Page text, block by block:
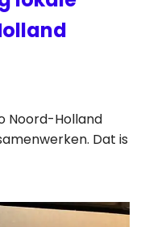
Noord-Holland
Dat is